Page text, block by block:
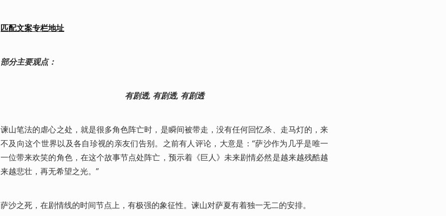
匹配文案专栏地址
部分主要观点：
有剧透, 有剧透, 有剧透
谏山笔法的虐心之处，就是很多角色阵亡时，是瞬间被带走，没有任何回忆杀、走马灯的，来
不及向这个世界以及各自珍视的亲友们告别。之前有人评论，大意是：“萨沙作为几乎是唯一
一位带来欢笑的角色，在这个故事节点处阵亡，预示着《巨人》未来剧情必然是越来越残酷越
来越悲壮，再无希望之光。”
萨沙之死，在剧情线的时间节点上，有极强的象征性。谏山对萨夏有着独一无二的安排。